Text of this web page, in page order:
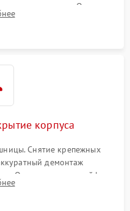
нагрева. Опрос
не видит посуду,
корпуса
Снятие крепежных
демонтаж
Отсоединение шлейфов
силовым платам, катушкам